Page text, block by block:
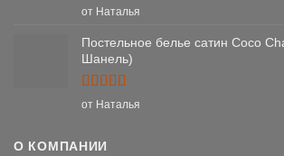
Оценка5
от Наталья
Постельное белье сатин Coco
Шанель)
Оценка5
от Наталья
О КОМПАНИИ